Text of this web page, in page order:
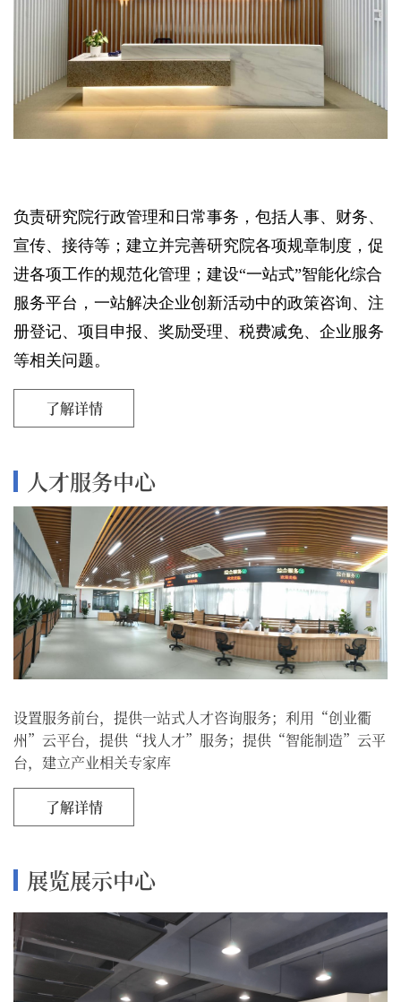
负责研究院行政管理和日常事务，包括人事、财务、
宣传、接待等；建立并完善研究院各项规章制度，促
进各项工作的规范化管理；建设“一站式”智能化综合
服务平台，一站解决企业创新活动中的政策咨询、注
册登记、项目申报、奖励受理、税费减免、企业服务
等相关问题。
了解详情
人才服务中心
设置服务前台，提供一站式人才咨询服务；利用“创业衢
州”云平台，提供“找人才”服务；提供“智能制造”云平
台，建立产业相关专家库
了解详情
展览展示中心